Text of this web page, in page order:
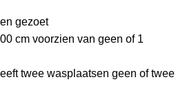
gezoet
cm voorzien van geen of 1
twee wasplaatsen geen of twee